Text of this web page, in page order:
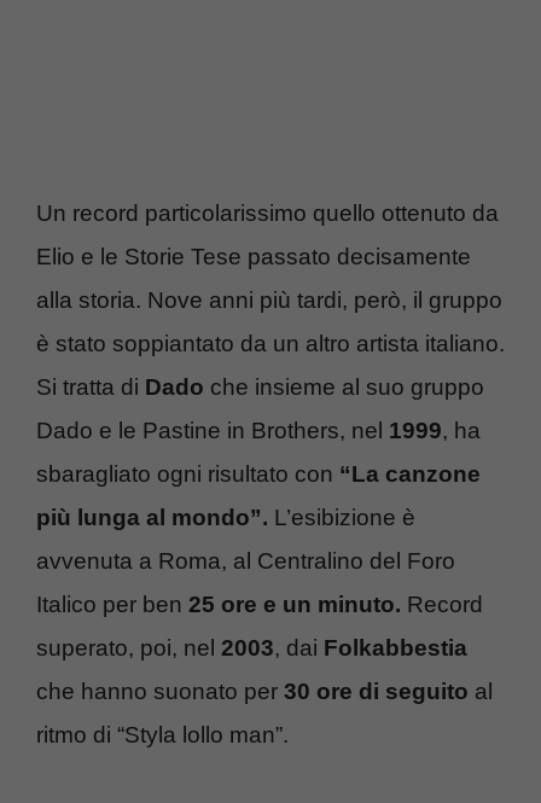
Un record particolarissimo quello ottenuto da
Elio e le Storie Tese passato decisamente
alla storia. Nove anni più tardi, però, il gruppo
è stato soppiantato da un altro artista italiano.
Si tratta di Dado che insieme al suo gruppo
Dado e le Pastine in Brothers, nel 1999, ha
sbaragliato ogni risultato con “La canzone
più lunga al mondo”. L’esibizione è
avvenuta a Roma, al Centralino del Foro
Italico per ben 25 ore e un minuto. Record
superato, poi, nel 2003, dai Folkabbestia
che hanno suonato per 30 ore di seguito al
ritmo di “Styla lollo man”.